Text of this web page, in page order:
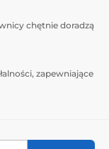
chętnie doradzą
zapewniające